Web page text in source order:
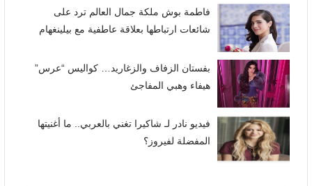
فاطمة بوش ملكة جمال العالم ترد على
شائعات ارتباطها بعلاقة عاطفية مع بيلينغهام
بفستان الزفاف والزغاريد… كواليس “عرس”
هيفاء وهبي المفاجئ
فيديو نادر لـ شاكيرا تغني بالعربي.. ما أغنيتها
المفضلة لفيروز؟